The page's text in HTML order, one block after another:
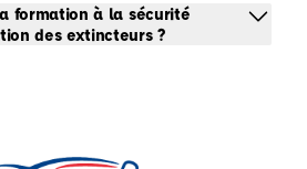
formation à la sécurité
des extincteurs ?